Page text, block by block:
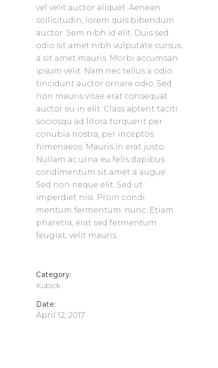
vel velit auctor aliquet. Aenean
sollicitudin, lorem quis bibendum
auctor. Sem nibh id elit. Duis sed
odio sit amet nibh vulputate cursus
a sit amet mauris. Morbi accumsan
ipsum velit. Nam nec tellus a odio
tincidunt auctor ornare odio. Sed
non mauris vitae erat consequat
auctor eu in elit. Class aptent taciti
sociosqu ad litora torquent per
conubia nostra, per inceptos
himenaeos. Mauris in erat justo.
Nullam ac urna eu felis dapibus
condimentum sit amet a augue.
Sed non neque elit. Sed ut
imperdiet nisi. Proin condi
mentum fermentum. nunc. Etiam
pharetra, erat sed fermentum
feugiat, velit mauris.
Category:
Kubick
Date:
April 12, 2017